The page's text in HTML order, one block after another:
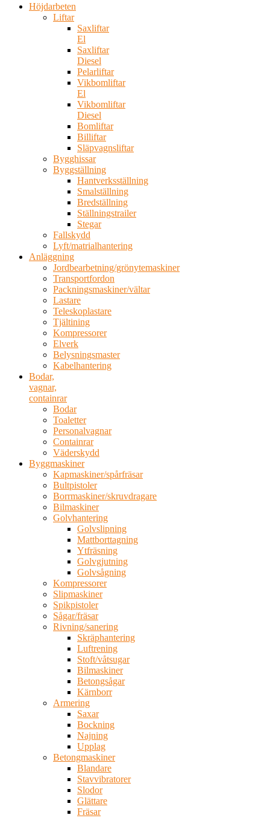
Höjdarbeten
Liftar
Saxliftar
El
Saxliftar
Diesel
Pelarliftar
Vikbomliftar
El
Vikbomliftar
Diesel
Bomliftar
Billiftar
Släpvagnsliftar
Bygghissar
Byggställning
Hantverksställning
Smalställning
Bredställning
Ställningstrailer
Stegar
Fallskydd
Lyft/matrialhantering
Anläggning
Jordbearbetning/grönytemaskiner
Transportfordon
Packningsmaskiner/vältar
Lastare
Teleskoplastare
Tjältining
Kompressorer
Elverk
Belysningsmaster
Kabelhantering
Bodar,
vagnar,
containrar
Bodar
Toaletter
Personalvagnar
Containrar
Väderskydd
Byggmaskiner
Kapmaskiner/spårfräsar
Bultpistoler
Borrmaskiner/skruvdragare
Bilmaskiner
Golvhantering
Golvslipning
Mattborttagning
Ytfräsning
Golvgjutning
Golvsågning
Kompressorer
Slipmaskiner
Spikpistoler
Sågar/fräsar
Rivning/sanering
Skräphantering
Luftrening
Stoft/våtsugar
Bilmaskiner
Betongsågar
Kärnborr
Armering
Saxar
Bockning
Najning
Upplag
Betongmaskiner
Blandare
Stavvibratorer
Slodor
Glättare
Fräsar